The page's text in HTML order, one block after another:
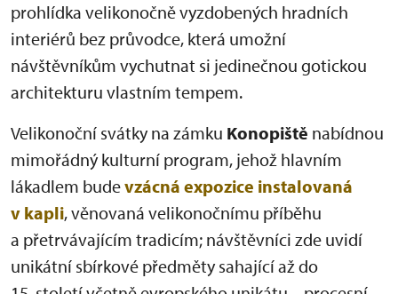
prohlídka velikonočně vyzdobených hradních
interiérů bez průvodce, která umožní
návštěvníkům vychutnat si jedinečnou gotickou
architekturu vlastním tempem.
Velikonoční svátky na zámku Konopiště nabídnou
mimořádný kulturní program, jehož hlavním
lákadlem budevzácná expozice instalovaná
v kapli, věnovaná velikonočnímu příběhu
a přetrvávajícím tradicím; návštěvníci zde uvidí
unikátní sbírkové předměty sahající až do